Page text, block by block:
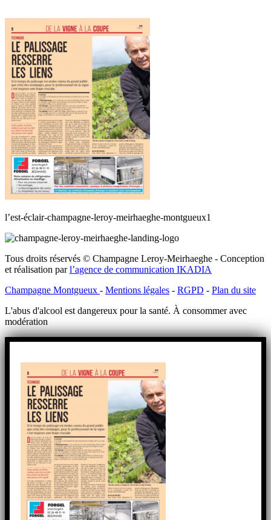
l’est-éclair-champagne-leroy-meirhaeghe-montgueux1
Tous droits réservés © Champagne Leroy-Meirhaeghe - Conception
et réalisation parl’agence de communication IKADIA
Champagne Montgueux - Mentions légales - RGPD - Plan du site
L'abus d'alcool est dangereux pour la santé. À consommer avec
modération